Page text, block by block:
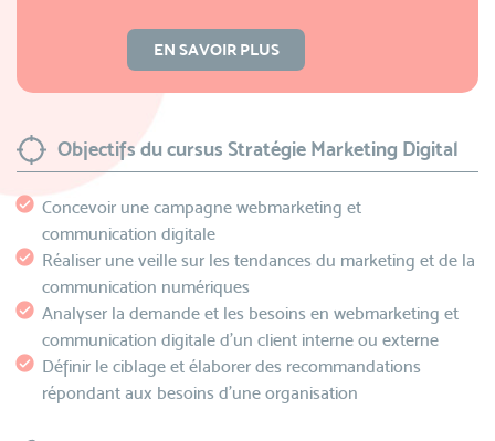
EN SAVOIR PLUS
Objectifs du cursus Stratégie Marketing Digital
Concevoir une campagne webmarketing et
communication digitale
Réaliser une veille sur les tendances du marketing et de la
communication numériques
Analyser la demande et les besoins en webmarketing et
communication digitale d’un client interne ou externe
Définir le ciblage et élaborer des recommandations
répondant aux besoins d’une organisation